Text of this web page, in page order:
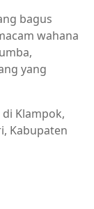
bagus
wahana
yang
Klampok,
Kabupaten